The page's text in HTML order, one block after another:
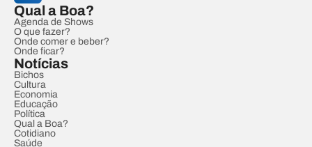
Qual a Boa?
Agenda de Shows
O que fazer?
Onde comer e beber?
Onde ficar?
Notícias
Bichos
Cultura
Economia
Educação
Política
Qual a Boa?
Cotidiano
Saúde